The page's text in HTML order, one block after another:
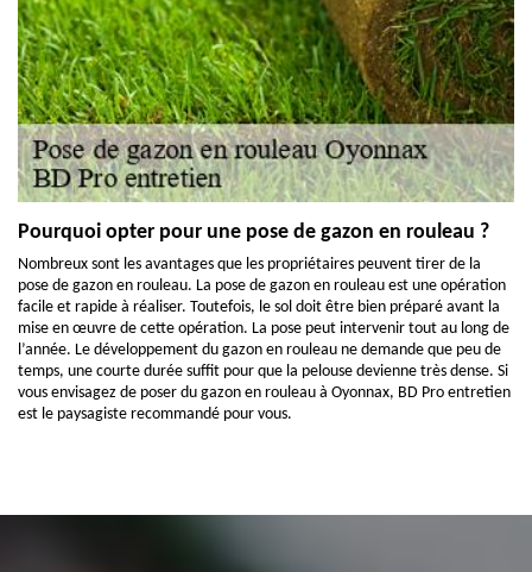
Pourquoi opter pour une pose de gazon en rouleau ?
Nombreux sont les avantages que les propriétaires peuvent tirer de la
pose de gazon en rouleau. La pose de gazon en rouleau est une opération
facile et rapide à réaliser. Toutefois, le sol doit être bien préparé avant la
mise en œuvre de cette opération. La pose peut intervenir tout au long de
l’année. Le développement du gazon en rouleau ne demande que peu de
temps, une courte durée suffit pour que la pelouse devienne très dense. Si
vous envisagez de poser du gazon en rouleau à Oyonnax, BD Pro entretien
est le paysagiste recommandé pour vous.